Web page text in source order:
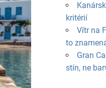
kritérií
Vítr na
to
Gran
stín, ne